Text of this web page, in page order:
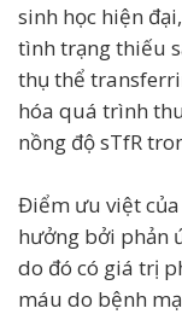
sinh học hiện
tình trạng thiếu
thụ thể
hóa quá trình
nồng độ sTfR
Điểm ưu việt của
hưởng bởi
do đó có giá trị
máu do bệnh